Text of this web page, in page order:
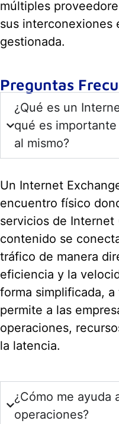
múltiples
sus interconexiones
gestionada.
Preguntas
¿Qué es un
qué es
al mismo?
Un Internet
encuentro físico
servicios de Internet
contenido se
tráfico de manera
eficiencia y la
forma simplificada,
permite a las
operaciones,
la latencia.
¿Cómo me ayuda
operaciones?